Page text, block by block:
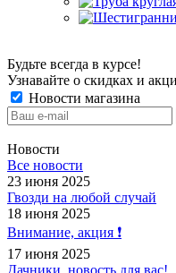
Будьте всегда в курсе!
Узнавайте о скидках и
Новости магазина
Новости
Все новости
23 июня 2025
Гвозди на любой случай
18 июня 2025
Внимание, акция ❗️
17 июня 2025
Дачники, новость для вас!